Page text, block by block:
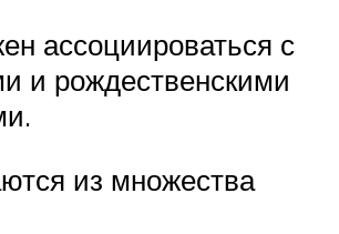
ассоциироваться с
и рождественскими
из множества